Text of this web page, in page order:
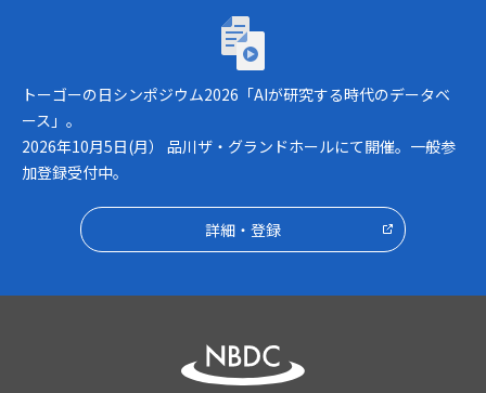
トーゴーの日シンポジウム2026「AIが研究
トーゴーの日シンポジウム2026「AIが研究する時代のデータベ
ース」。
2026年10月5日(月） 品川ザ・グランドホールにて開催。一般参
加登録受付中。
詳細・登録